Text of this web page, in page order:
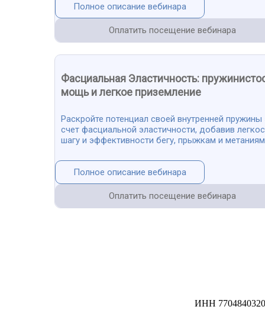
Полное описание вебинара
Оплатить посещение вебинара
Фасциальная Эластичность:
мощь и легкое приземление
Раскройте потенциал своей внутренней пружины
счет фасциальной эластичности, добавив
шагу и эффективности бегу, прыжкам и
Полное описание вебинара
Оплатить посещение вебинара
ИНН 7704840320